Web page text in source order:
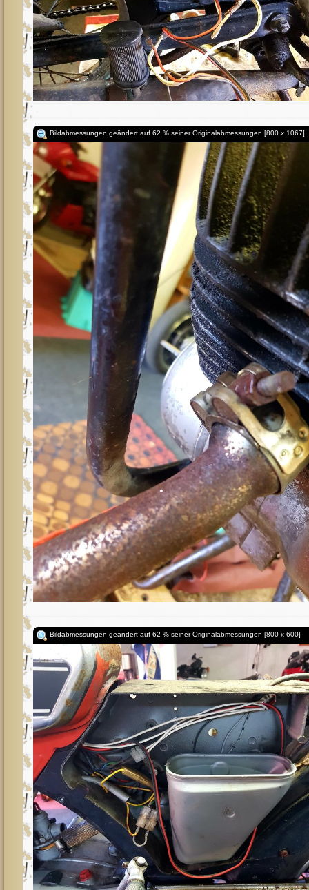
Bildabmessungen geändert auf 62 % seiner Originalabmessungen [800 x 1067]
Bildabmessungen geändert auf 62 % seiner Originalabmessungen [800 x 600]